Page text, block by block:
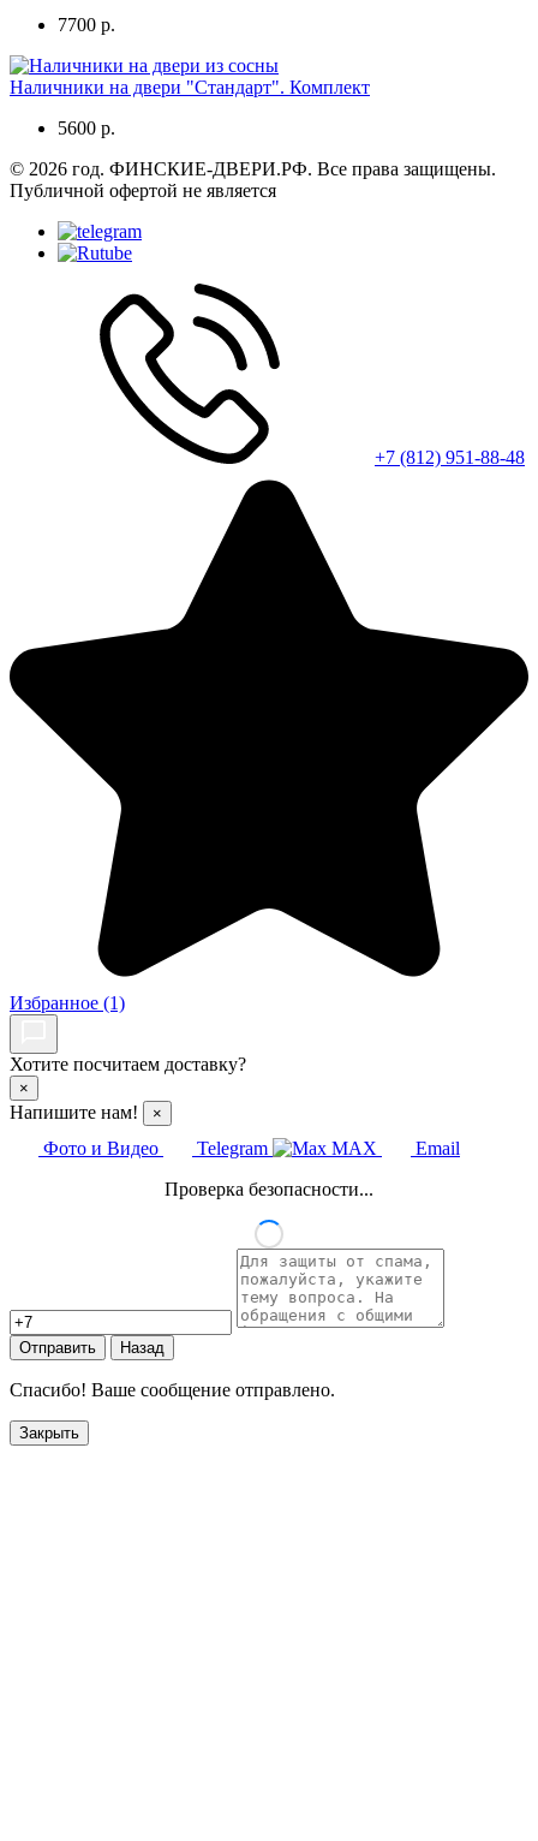
7700 р.
Наличники на двери "Стандарт". Комплект
5600 р.
© 2026 год. ФИНСКИЕ-ДВЕРИ.РФ. Все права защищены.
Публичной офертой не является
+7 (812) 951-88-48
Избранное (1)
Хотите посчитаем доставку?
×
Напишите нам! ×
Фото и Видео Telegram MAX
Email
Проверка безопасности...
Отправить Назад
Спасибо! Ваше сообщение отправлено.
Закрыть